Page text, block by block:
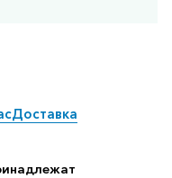
Доставка